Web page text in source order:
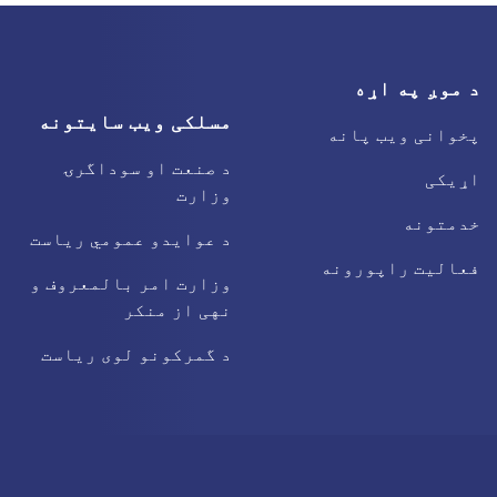
د موږ په اړه
پخوانی ویب پانه
اړیکی
خدمتونه
فعالیت راپورونه
مسلکی ویب سایتونه
د صنعت او سوداگرۍ
وزارت
د عوایدو عمومي ریاست
وزارت امر بالمعروف و
نهی از منکر
د گمرکونو لوی ریاست